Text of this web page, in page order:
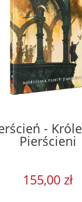
-
Pierścieni
155,00 zł